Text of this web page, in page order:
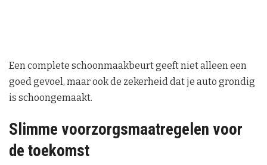
Een complete schoonmaakbeurt geeft niet alleen een
goed gevoel, maar ook de zekerheid dat je auto grondig
is schoongemaakt.
Slimme voorzorgsmaatregelen voor
de toekomst